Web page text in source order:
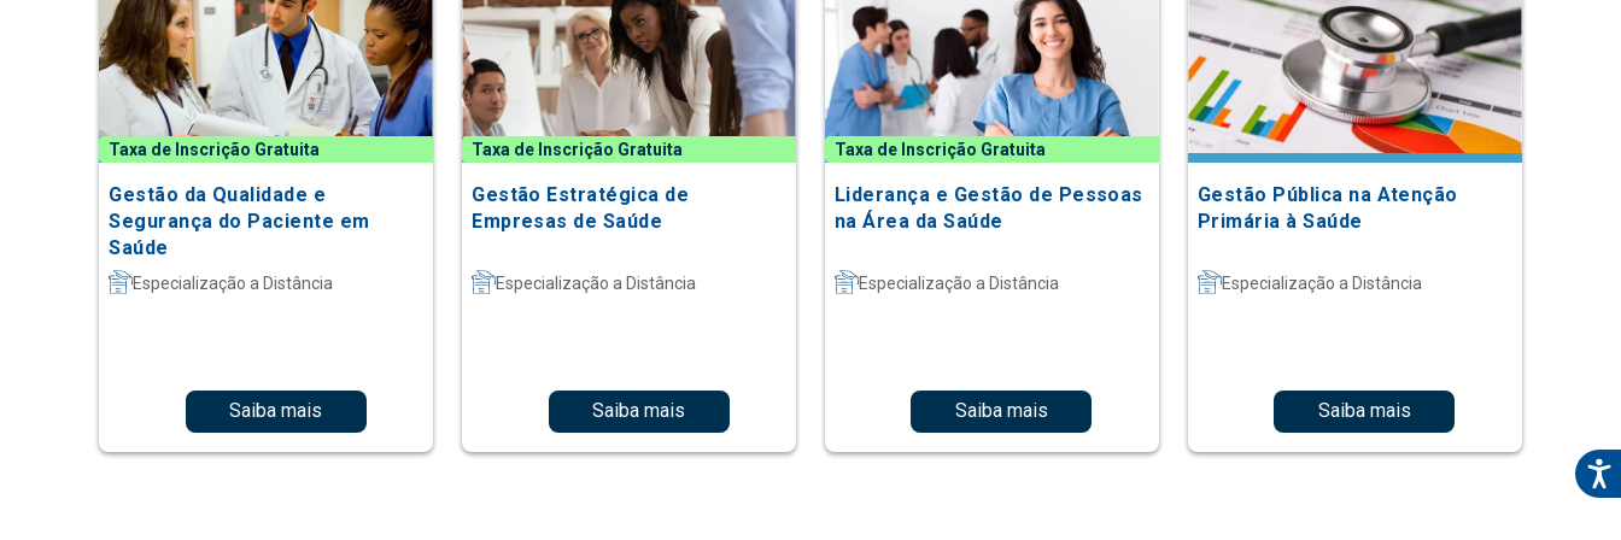
Taxa de Inscrição Gratuita
Gestão da Qualidade e
Segurança do Paciente em
Saúde
Especialização a Distância
Saiba mais
Taxa de Inscrição Gratuita
Gestão Estratégica de
Empresas de Saúde
Especialização a Distância
Saiba mais
Taxa de Inscrição Gratuita
Liderança e Gestão de Pessoas
na Área da Saúde
Especialização a Distância
Saiba mais
Gestão Pública na Atenção
Primária à Saúde
Especialização a Distância
Saiba mais